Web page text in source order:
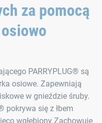
za pomocą
PARRYPLUG® są
osiowe. Zapewniają
w gnieździe śruby.
pokrywa się z łbem
wgłębiony Zachowuje